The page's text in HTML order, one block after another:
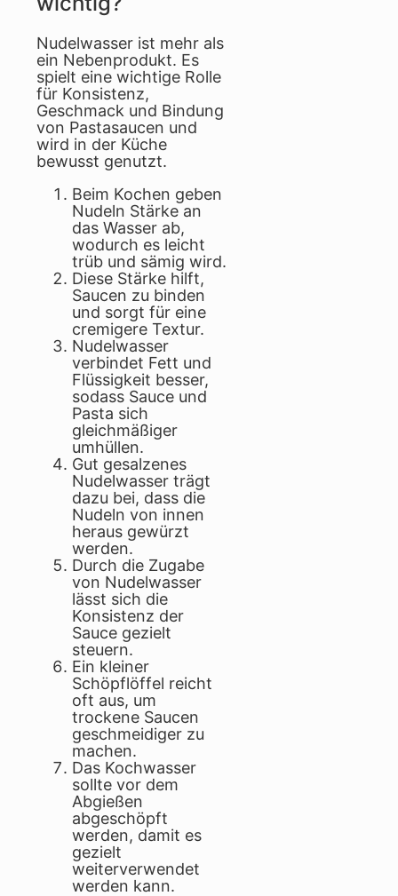
Nudelwasser ist mehr als
ein Nebenprodukt. Es
spielt eine wichtige Rolle
für Konsistenz,
Geschmack und Bindung
von Pastasaucen und
wird in der Küche
bewusst genutzt.
Beim Kochen geben
Nudeln Stärke an
das Wasser ab,
wodurch es leicht
trüb und sämig wird.
Diese Stärke hilft,
Saucen zu binden
und sorgt für eine
cremigere Textur.
Nudelwasser
verbindet Fett und
Flüssigkeit besser,
sodass Sauce und
Pasta sich
gleichmäßiger
umhüllen.
Gut gesalzenes
Nudelwasser trägt
dazu bei, dass die
Nudeln von innen
heraus gewürzt
werden.
Durch die Zugabe
von Nudelwasser
lässt sich die
Konsistenz der
Sauce gezielt
steuern.
Ein kleiner
Schöpflöffel reicht
oft aus, um
trockene Saucen
geschmeidiger zu
machen.
Das Kochwasser
sollte vor dem
Abgießen
abgeschöpft
werden, damit es
gezielt
weiterverwendet
werden kann.